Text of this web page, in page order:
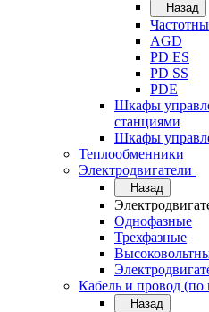
Назад
AGD
PD ES
PD SS
PDE
Шкафы
станциями
Шкафы
Теплообменники
Электродвигатели
Назад
Однофазные
Трехфазные
Кабель и провод (по
Назад